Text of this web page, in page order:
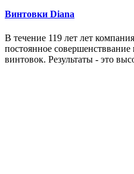
Винтовки Diana
В течение 119 лет лет
постоянное
винтовок. Результаты - это